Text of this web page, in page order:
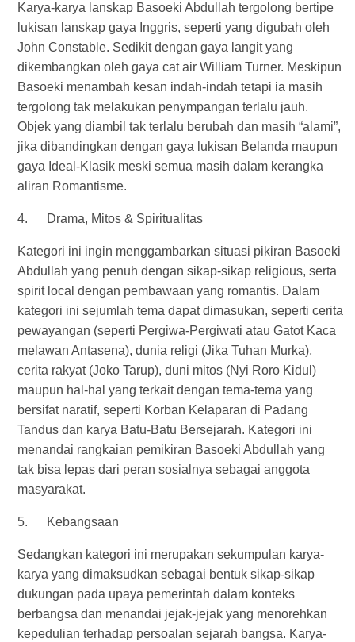
Karya-karya lanskap Basoeki Abdullah tergolong bertipe
lukisan lanskap gaya Inggris, seperti yang digubah oleh
John Constable. Sedikit dengan gaya langit yang
dikembangkan oleh gaya cat air William Turner. Meskipun
Basoeki menambah kesan indah-indah tetapi ia masih
tergolong tak melakukan penympangan terlalu jauh.
Objek yang diambil tak terlalu berubah dan masih “alami”,
jika dibandingkan dengan gaya lukisan Belanda maupun
gaya Ideal-Klasik meski semua masih dalam kerangka
aliran Romantisme.
4. Drama, Mitos & Spiritualitas
Kategori ini ingin menggambarkan situasi pikiran Basoeki
Abdullah yang penuh dengan sikap-sikap religious, serta
spirit local dengan pembawaan yang romantis. Dalam
kategori ini sejumlah tema dapat dimasukan, seperti cerita
pewayangan (seperti Pergiwa-Pergiwati atau Gatot Kaca
melawan Antasena), dunia religi (Jika Tuhan Murka),
cerita rakyat (Joko Tarup), duni mitos (Nyi Roro Kidul)
maupun hal-hal yang terkait dengan tema-tema yang
bersifat naratif, seperti Korban Kelaparan di Padang
Tandus dan karya Batu-Batu Bersejarah. Kategori ini
menandai rangkaian pemikiran Basoeki Abdullah yang
tak bisa lepas dari peran sosialnya sebagai anggota
masyarakat.
5. Kebangsaan
Sedangkan kategori ini merupakan sekumpulan karya-
karya yang dimaksudkan sebagai bentuk sikap-sikap
dukungan pada upaya pemerintah dalam konteks
berbangsa dan menandai jejak-jejak yang menorehkan
kepedulian terhadap persoalan sejarah bangsa. Karya-